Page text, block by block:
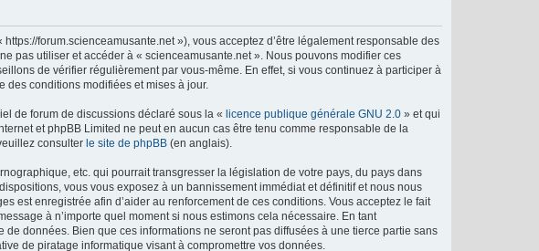
forum.scienceamusante.net »), vous acceptez d’être légalement responsable des
pas utiliser et accéder à « scienceamusante.net ». Nous pouvons modifier ces
de vérifier régulièrement par vous-même. En effet, si vous continuez à participer à
des conditions modifiées et mises à jour.
de forum de discussions déclaré sous la « licence publique générale GNU 2.0 » et qui
et phpBB Limited ne peut en aucun cas être tenu comme responsable de la
consulter le site de phpBB (en anglais).
etc. qui pourrait transgresser la législation de votre pays, du pays dans
vous vous exposez à un bannissement immédiat et définitif et nous nous
est enregistrée afin d’aider au renforcement de ces conditions. Vous acceptez le fait
à n’importe quel moment si nous estimons cela nécessaire. En tant
données. Bien que ces informations ne seront pas diffusées à une tierce partie sans
de piratage informatique visant à compromettre vos données.